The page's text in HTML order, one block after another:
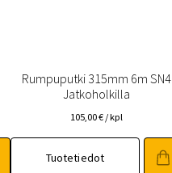
Rumpuputki 315mm 6m SN4
Jatkoholkilla
105,00€ / kpl
Tuotetiedot